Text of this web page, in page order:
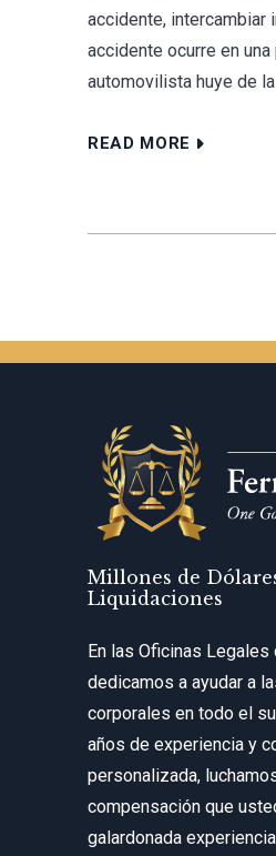
accidente, intercambiar
accidente ocurre en
automovilista huye de la
READ MORE
Millones de
Liquidaciones
En las Oficinas Legales
dedicamos a ayudar a
corporales en todo el
años de experiencia y
personalizada,
compensación que
galardonada